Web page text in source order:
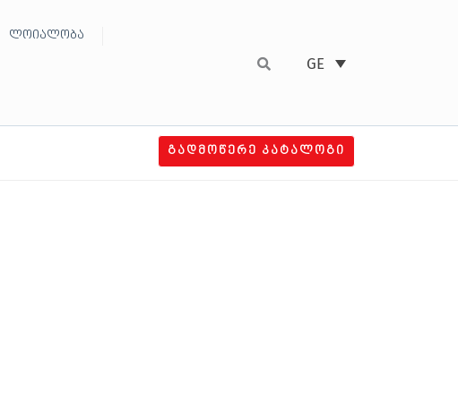
ლოიალობა
GE
ᲒᲐᲓᲛᲝᲬᲔᲠᲔ ᲙᲐᲢᲐᲚᲝᲒᲘ